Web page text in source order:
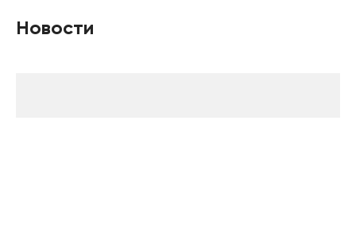
Новости